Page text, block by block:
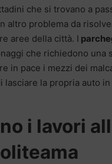
che si trovano a
altro problema da
aree della città. I
che richiedono una
in pace i mezzi dei
lasciare la propria auto
i lavori